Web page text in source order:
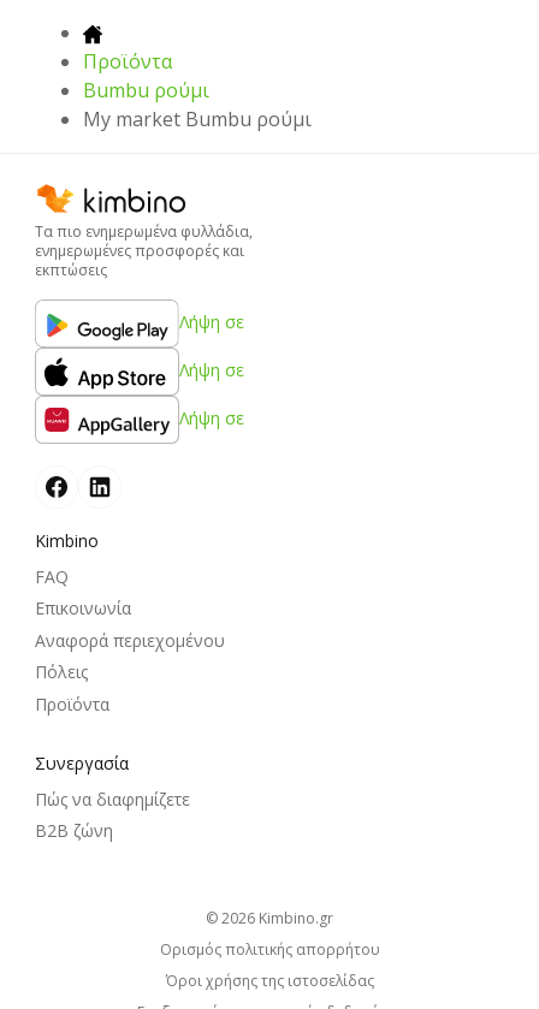
Προϊόντα
Bumbu ρούμι
My market Bumbu ρούμι
Τα πιο ενημερωμένα φυλλάδια,
ενημερωμένες προσφορές και
εκπτώσεις
Λήψη σε
Λήψη σε
Λήψη σε
Kimbino
FAQ
Επικοινωνία
Αναφορά περιεχομένου
Πόλεις
Προϊόντα
Συνεργασία
Πώς να διαφημίζετε
B2B ζώνη
© 2026
kimbino.gr
Ορισμός πολιτικής απορρήτου
Όροι χρήσης της ιστοσελίδας